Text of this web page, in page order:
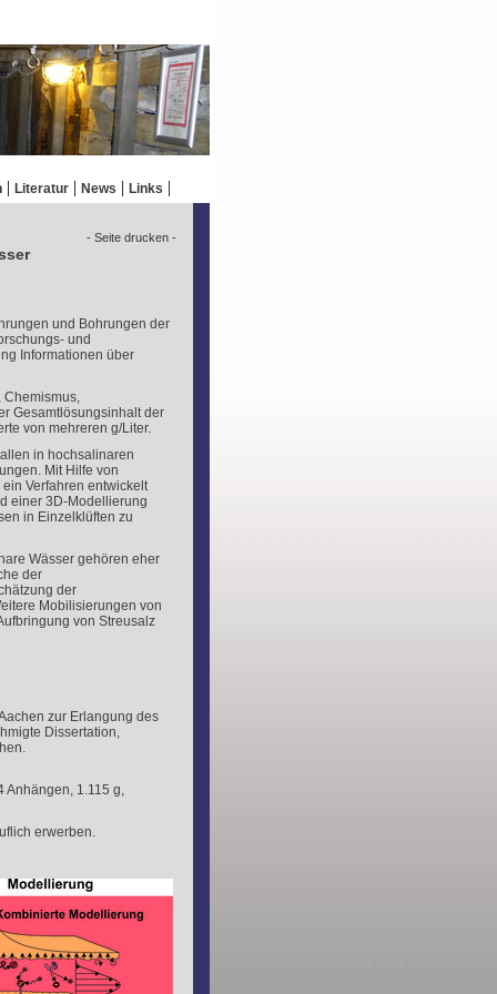
Literatur News Links
- Seite drucken -
und Bohrungen der
und
Informationen über
Chemismus,
Gesamtlösungsinhalt der
von mehreren g/Liter.
in hochsalinaren
Mit Hilfe von
Verfahren entwickelt
einer 3D-Modellierung
in Einzelklüften zu
Wässer gehören eher
der
der
Mobilisierungen von
von Streusalz
zur Erlangung des
Dissertation,
Anhängen, 1.115 g,
erwerben.